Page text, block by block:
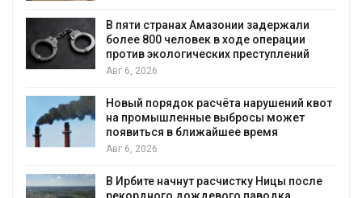
Амазонии задержали
человек в ходе операции
преступлений
расчёта нарушений квот
выбросы может
в ближайшее время
начнут расчистку Ницы после
Москвариум
Авг 5, 2026
проверяют
Авг 5, 2026
для охраны
Авг 5, 2026